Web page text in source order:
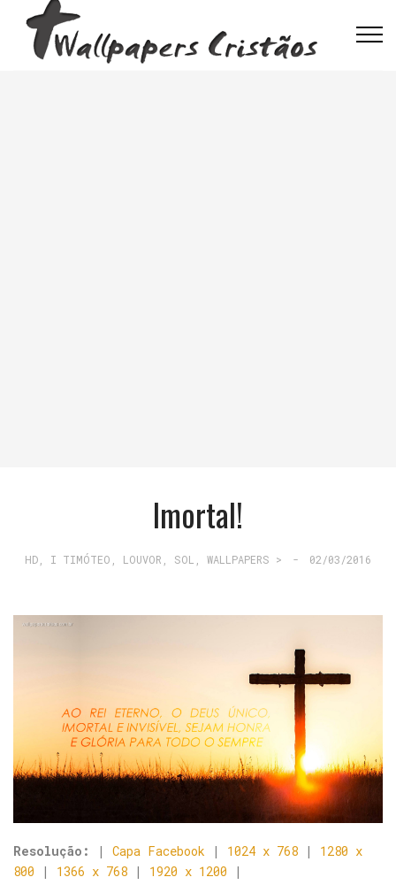
Imortal!
HD I TIMÓTEO LOUVOR SOL WALLPAPERS > - 02/03/2016
Resolução: | Capa Facebook | 1024 x 768 | 1280 x
800 | 1366 x 768 | 1920 x 1200 |